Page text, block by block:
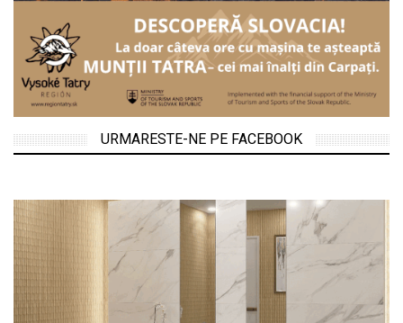
URMARESTE-NE PE FACEBOOK